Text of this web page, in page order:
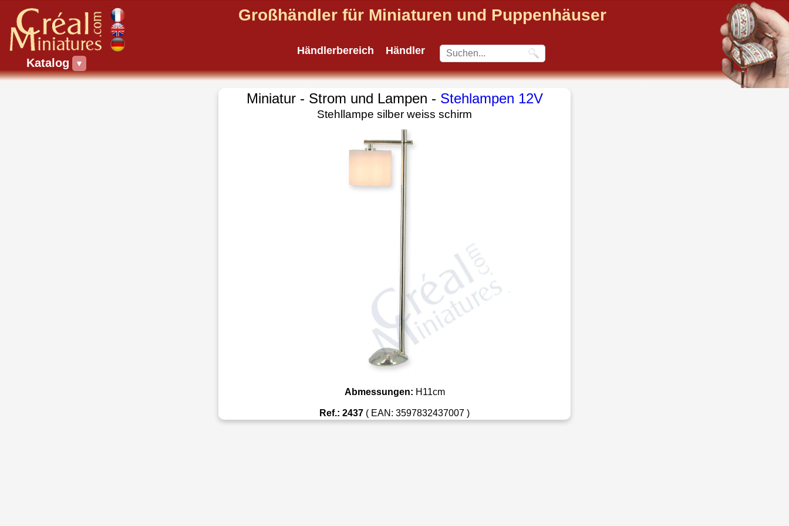
Katalog ▼
Großhändler für Miniaturen und Puppenhäuser
Händlerbereich Händler
Miniatur - Strom und Lampen - Stehlampen 12V
Stehllampe silber weiss schirm
Abmessungen: H11cm
Ref.: 2437 ( EAN: 3597832437007 )